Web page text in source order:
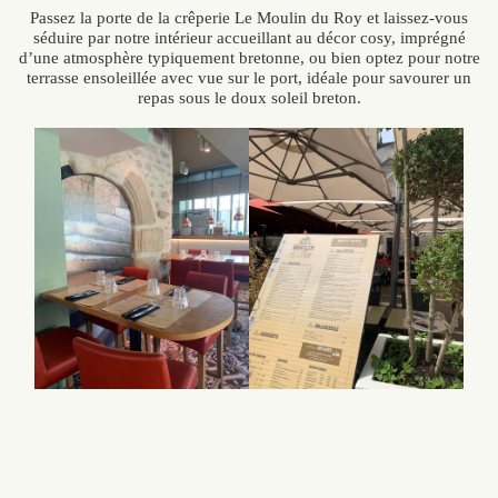
Passez la porte de la crêperie Le Moulin du Roy et laissez-vous
séduire par notre intérieur accueillant au décor cosy, imprégné
d’une atmosphère typiquement bretonne, ou bien optez pour notre
terrasse ensoleillée avec vue sur le port, idéale pour savourer un
repas sous le doux soleil breton.